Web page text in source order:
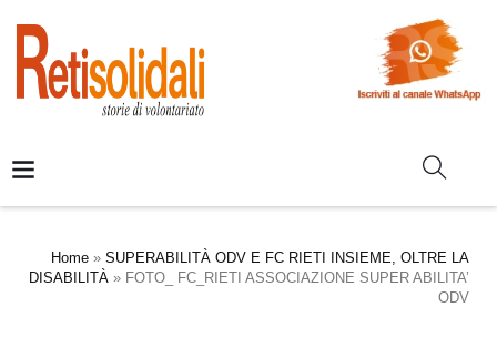
Home » SUPERABILITÀ ODV E FC RIETI INSIEME, OLTRE LA
DISABILITÀ » FOTO_ FC_RIETI ASSOCIAZIONE SUPER ABILITA’
ODV